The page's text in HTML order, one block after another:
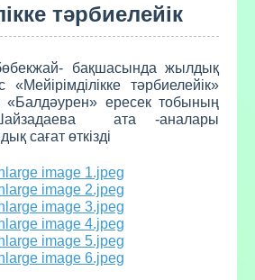
тәрбиелейік
бақшасында жылдық
тәрбиелейік»
«Балдәурен» ересек тобының
ата -аналары
сағат өткізді